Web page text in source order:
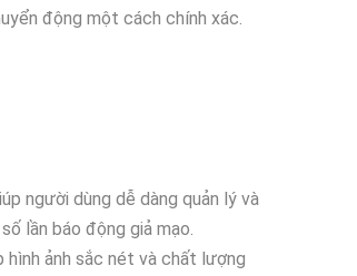
động một cách chính xác.
người dùng dễ dàng quản lý và
lần báo động giả mạo.
ảnh sắc nét và chất lượng